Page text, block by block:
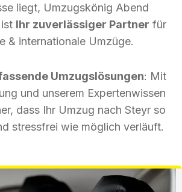
liegt, Umzugskönig Abend
Ihr zuverlässiger Partner für
& internationale Umzüge.
Umzugslösungen: Mit
und unserem Expertenwissen
dass Ihr Umzug nach Steyr so
stressfrei wie möglich verläuft.